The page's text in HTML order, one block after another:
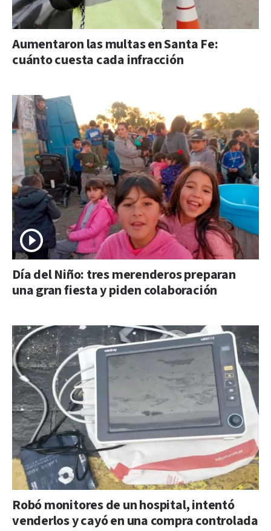
Aumentaron las multas en Santa Fe:
cuánto cuesta cada infracción
Día del Niño: tres merenderos preparan
una gran fiesta y piden colaboración
Robó monitores de un hospital, intentó
venderlos y cayó en una compra controlada